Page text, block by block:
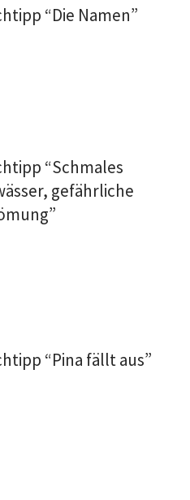
“Die Namen”
“Schmales
gefährliche
“Pina fällt aus”